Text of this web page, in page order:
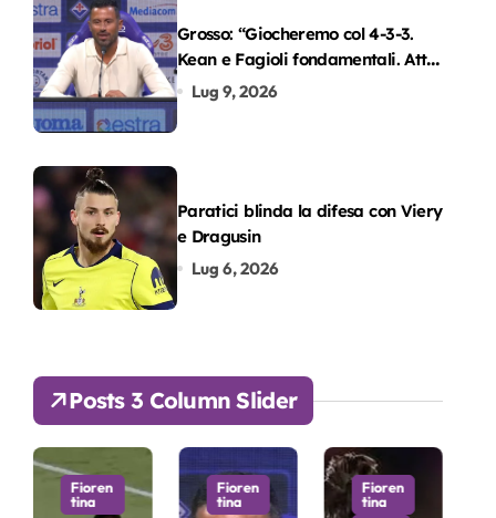
Grosso: “Giocheremo col 4-3-3.
Kean e Fagioli fondamentali. Atta
grande colpo”
Lug 9, 2026
Paratici blinda la difesa con Viery
e Dragusin
Lug 6, 2026
Posts 3 Column Slider
Fioren
Fioren
tina
Fioren